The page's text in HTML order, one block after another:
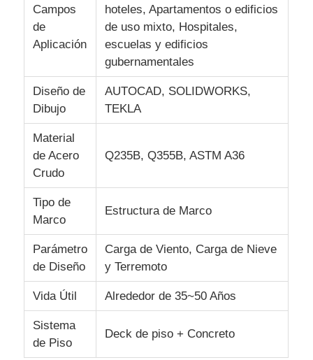
Espectáculo VR
Acerca de nosotros
Visita a la fábrica
Control de calidad
Contáctenos
Noticias
Casos
Campos
de
Aplicación
hoteles, Apartamentos o edificios
de uso mixto, Hospitales,
escuelas y edificios
gubernamentales
Diseño de
Dibujo
AUTOCAD, SOLIDWORKS,
TEKLA
Material
de Acero
Crudo
Q235B, Q355B, ASTM A36
Tipo de
Marco
Estructura de Marco
Parámetro
de Diseño
Carga de Viento, Carga de Nieve
y Terremoto
Vida Útil Alrededor de 35~50 Años
Sistema
de Piso
Deck de piso + Concreto